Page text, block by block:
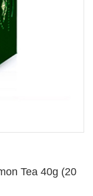
Tea 40g (20